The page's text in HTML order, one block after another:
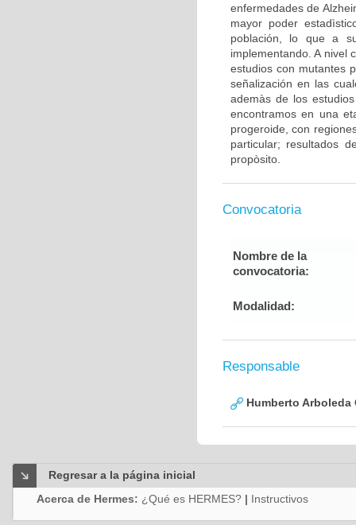
enfermedades de
mayor poder
población, lo que a
implementando. A nivel
estudios con mutantes
señalización en las
ademàs de los
encontramos en una
progeroide, con
particular; resultados
propòsito.
Convocatoria
Nombre de la
convocatoria:
Modalidad:
Responsable
Humberto Arboleda
Regresar a la página inicial
Acerca de Hermes: ¿Qué es HERMES? | Instructivos